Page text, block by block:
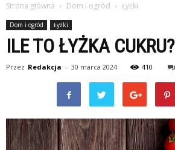
Strona główna Dom i ogród Łyżki
Dom i ogród Łyżki
ILE TO ŁYŻKA CUKRU?
Przez Redakcja - 30 marca 2024 410